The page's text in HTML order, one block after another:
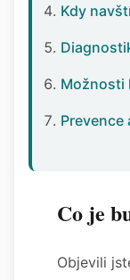
Kdy
Možnosti
Prevence
Co je
Objevili